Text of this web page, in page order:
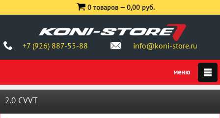
+7 (926) 887-55-88 info@koni-store.ru
0 товаров —0,00 руб.
2.0 CVVT